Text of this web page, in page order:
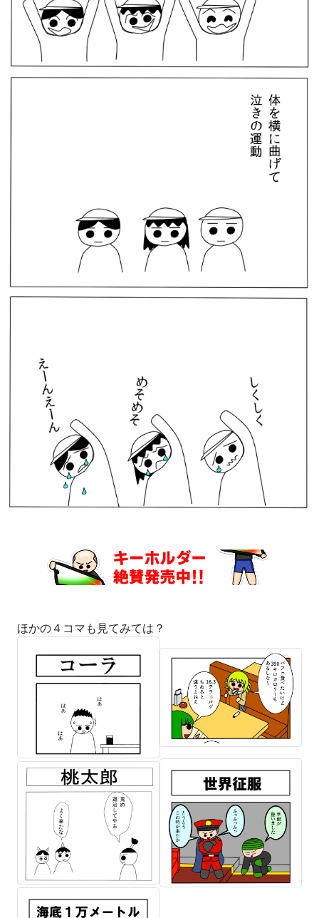
ほかの４コマも見てみては？